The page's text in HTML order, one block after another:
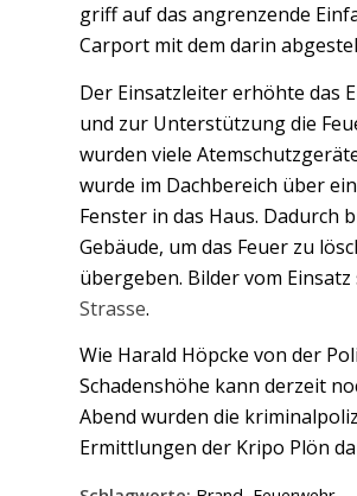
griff auf das angrenzende
Carport mit dem darin
Der Einsatzleiter erhöhte das
und zur Unterstützung die
wurden viele
wurde im Dachbereich über
Fenster in das Haus.
Gebäude, um das Feuer zu
übergeben. Bilder vom
Strasse.
Wie Harald Höpcke von der
Schadenshöhe kann derzeit
Abend wurden die
Ermittlungen der Kripo Plön